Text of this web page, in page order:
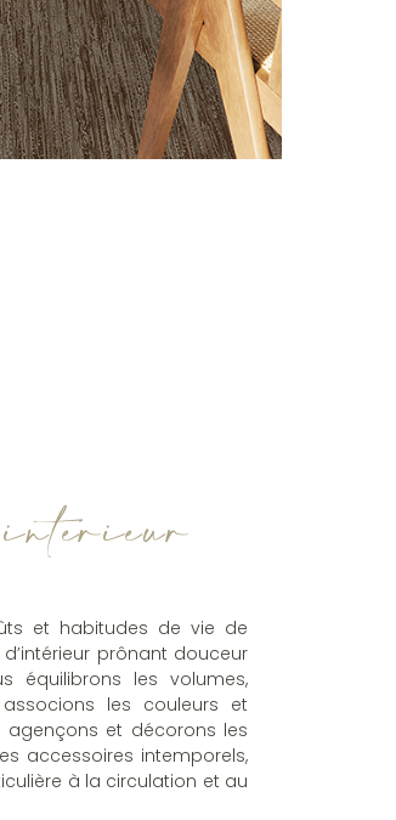
et habitudes de vie de
prônant douceur
équilibrons les volumes,
les couleurs et
agençons et décorons les
accessoires intemporels,
à la circulation et au